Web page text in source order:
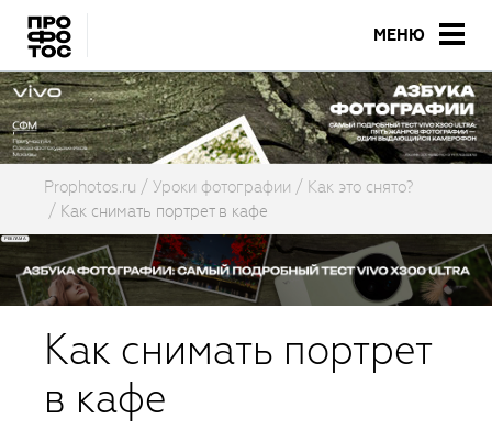
МЕНЮ
Prophotos.ru Уроки фотографии
Как это снято?
Как снимать портрет в кафе
Как снимать портрет
в кафе